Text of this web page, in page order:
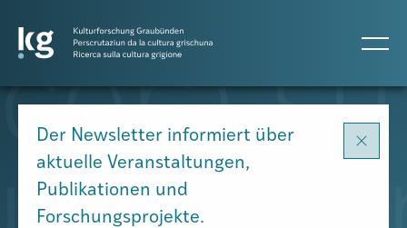
Atlas GR
Das Institut für Kulturforschung
Graubünden (ikg) ist eine in Chur
domizilierte, unabhängige
Forschungsinstitution. Es betreibt und
Der Newsletter informiert über
aktuelle Veranstaltungen,
Publikationen und
Forschungsprojekte.